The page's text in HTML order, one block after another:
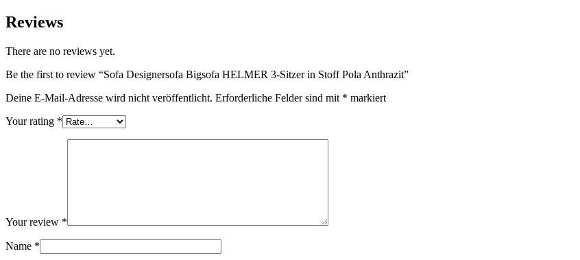
Reviews
There are no reviews yet.
Be the first to review “Sofa Designersofa Bigsofa HELMER 3-Sitzer in Stoff Pola Anthrazit”
Deine E-Mail-Adresse wird nicht veröffentlicht. Erforderliche Felder sind mit * markiert
Your rating *
Your review *
Name *